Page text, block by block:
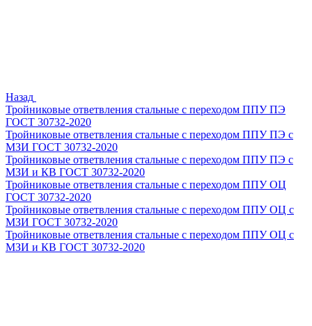
Назад
Тройниковые ответвления стальные с переходом ППУ ПЭ
ГОСТ 30732-2020
Тройниковые ответвления стальные с переходом ППУ ПЭ с
МЗИ ГОСТ 30732-2020
Тройниковые ответвления стальные с переходом ППУ ПЭ с
МЗИ и КВ ГОСТ 30732-2020
Тройниковые ответвления стальные с переходом ППУ ОЦ
ГОСТ 30732-2020
Тройниковые ответвления стальные с переходом ППУ ОЦ с
МЗИ ГОСТ 30732-2020
Тройниковые ответвления стальные с переходом ППУ ОЦ с
МЗИ и КВ ГОСТ 30732-2020